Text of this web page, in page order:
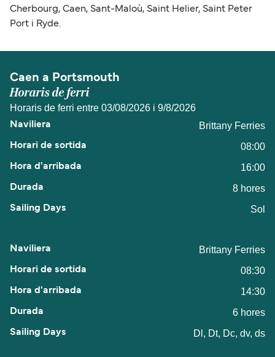
Cherbourg, Caen, Sant-Maloù, Saint Helier, Saint Peter
Port i Ryde.
Caen a Portsmouth
Horaris de ferri
Horaris de ferri entre 03/08/2026 i 9/8/2026
Brittany Ferries
08:00
16:00
8 hores
Sol
Brittany Ferries
08:30
14:30
6 hores
Dl, Dt, Dc, dv, ds